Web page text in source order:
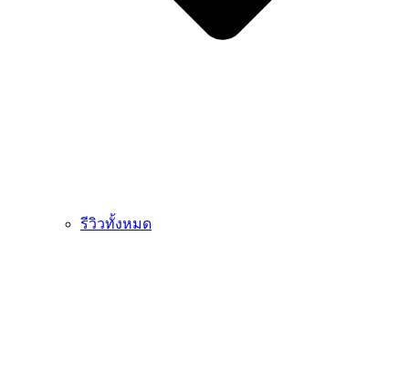
รีวิวทั้งหมด